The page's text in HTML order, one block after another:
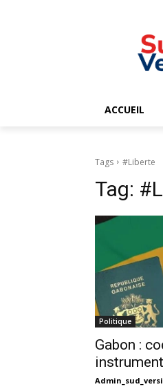
ACCUEIL
Tags #Liberte
Tag:
Politique
Gabon :